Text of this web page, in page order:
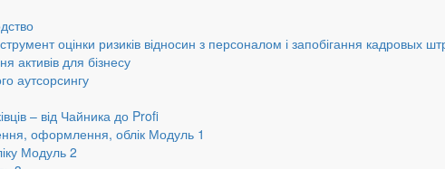
оцінки ризиків відносин з персоналом і запобігання кадровых
активів для бізнесу
аутсорсингу
– від Чайника до Profi
оформлення, облік Модуль 1
Модуль 2